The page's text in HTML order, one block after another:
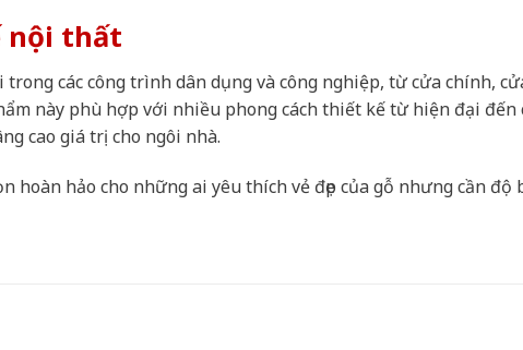
nội thất
các công trình dân dụng và công nghiệp, từ cửa chính,
này phù hợp với nhiều phong cách thiết kế từ hiện đại đến
cao giá trị cho ngôi nhà.
hoàn hảo cho những ai yêu thích vẻ đẹp của gỗ nhưng cần độ